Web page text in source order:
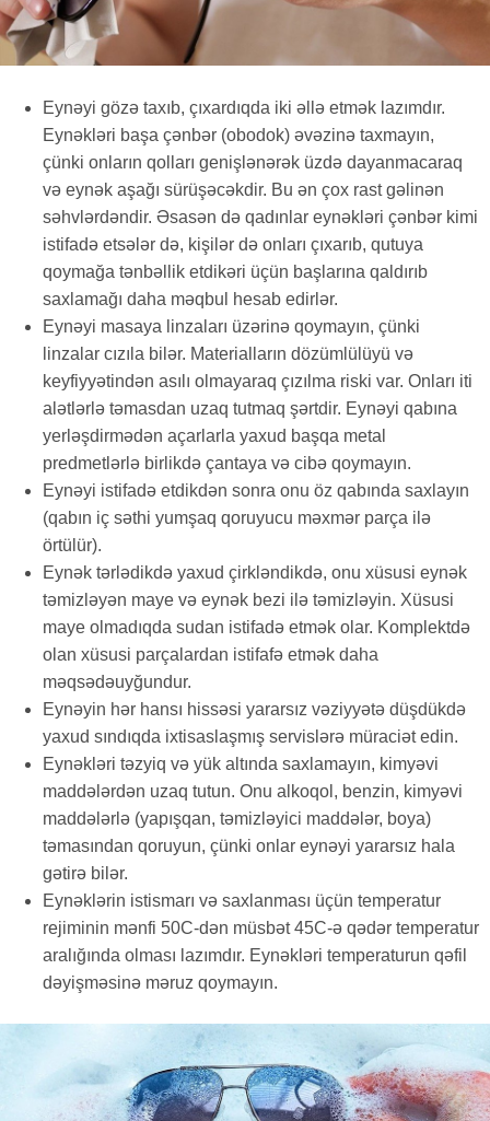
Eynəyi gözə taxıb, çıxardıqda iki əllə etmək lazımdır.
Eynəkləri başa çənbər (obodok) əvəzinə taxmayın,
çünki onların qolları genişlənərək üzdə dayanmacaraq
və eynək aşağı sürüşəcəkdir. Bu ən çox rast gəlinən
səhvlərdəndir. Əsasən də qadınlar eynəkləri çənbər kimi
istifadə etsələr də, kişilər də onları çıxarıb, qutuya
qoymağa tənbəllik etdikəri üçün başlarına qaldırıb
saxlamağı daha məqbul hesab edirlər.
Eynəyi masaya linzaları üzərinə qoymayın, çünki
linzalar cızıla bilər. Materialların dözümlülüyü və
keyfiyyətindən asılı olmayaraq çızılma riski var. Onları iti
alətlərlə təmasdan uzaq tutmaq şərtdir. Eynəyi qabına
yerləşdirmədən açarlarla yaxud başqa metal
predmetlərlə birlikdə çantaya və cibə qoymayın.
Eynəyi istifadə etdikdən sonra onu öz qabında saxlayın
(qabın iç səthi yumşaq qoruyucu məxmər parça ilə
örtülür).
Eynək tərlədikdə yaxud çirkləndikdə, onu xüsusi eynək
təmizləyən maye və eynək bezi ilə təmizləyin. Xüsusi
maye olmadıqda sudan istifadə etmək olar. Komplektdə
olan xüsusi parçalardan istifafə etmək daha
məqsədəuyğundur.
Eynəyin hər hansı hissəsi yararsız vəziyyətə düşdükdə
yaxud sındıqda ixtisaslaşmış servislərə müraciət edin.
Eynəkləri təzyiq və yük altında saxlamayın, kimyəvi
maddələrdən uzaq tutun. Onu alkoqol, benzin, kimyəvi
maddələrlə (yapışqan, təmizləyici maddələr, boya)
təmasından qoruyun, çünki onlar eynəyi yararsız hala
gətirə bilər.
Eynəklərin istismarı və saxlanması üçün temperatur
rejiminin mənfi 50C-dən müsbət 45C-ə qədər temperatur
aralığında olması lazımdır. Eynəkləri temperaturun qəfil
dəyişməsinə məruz qoymayın.